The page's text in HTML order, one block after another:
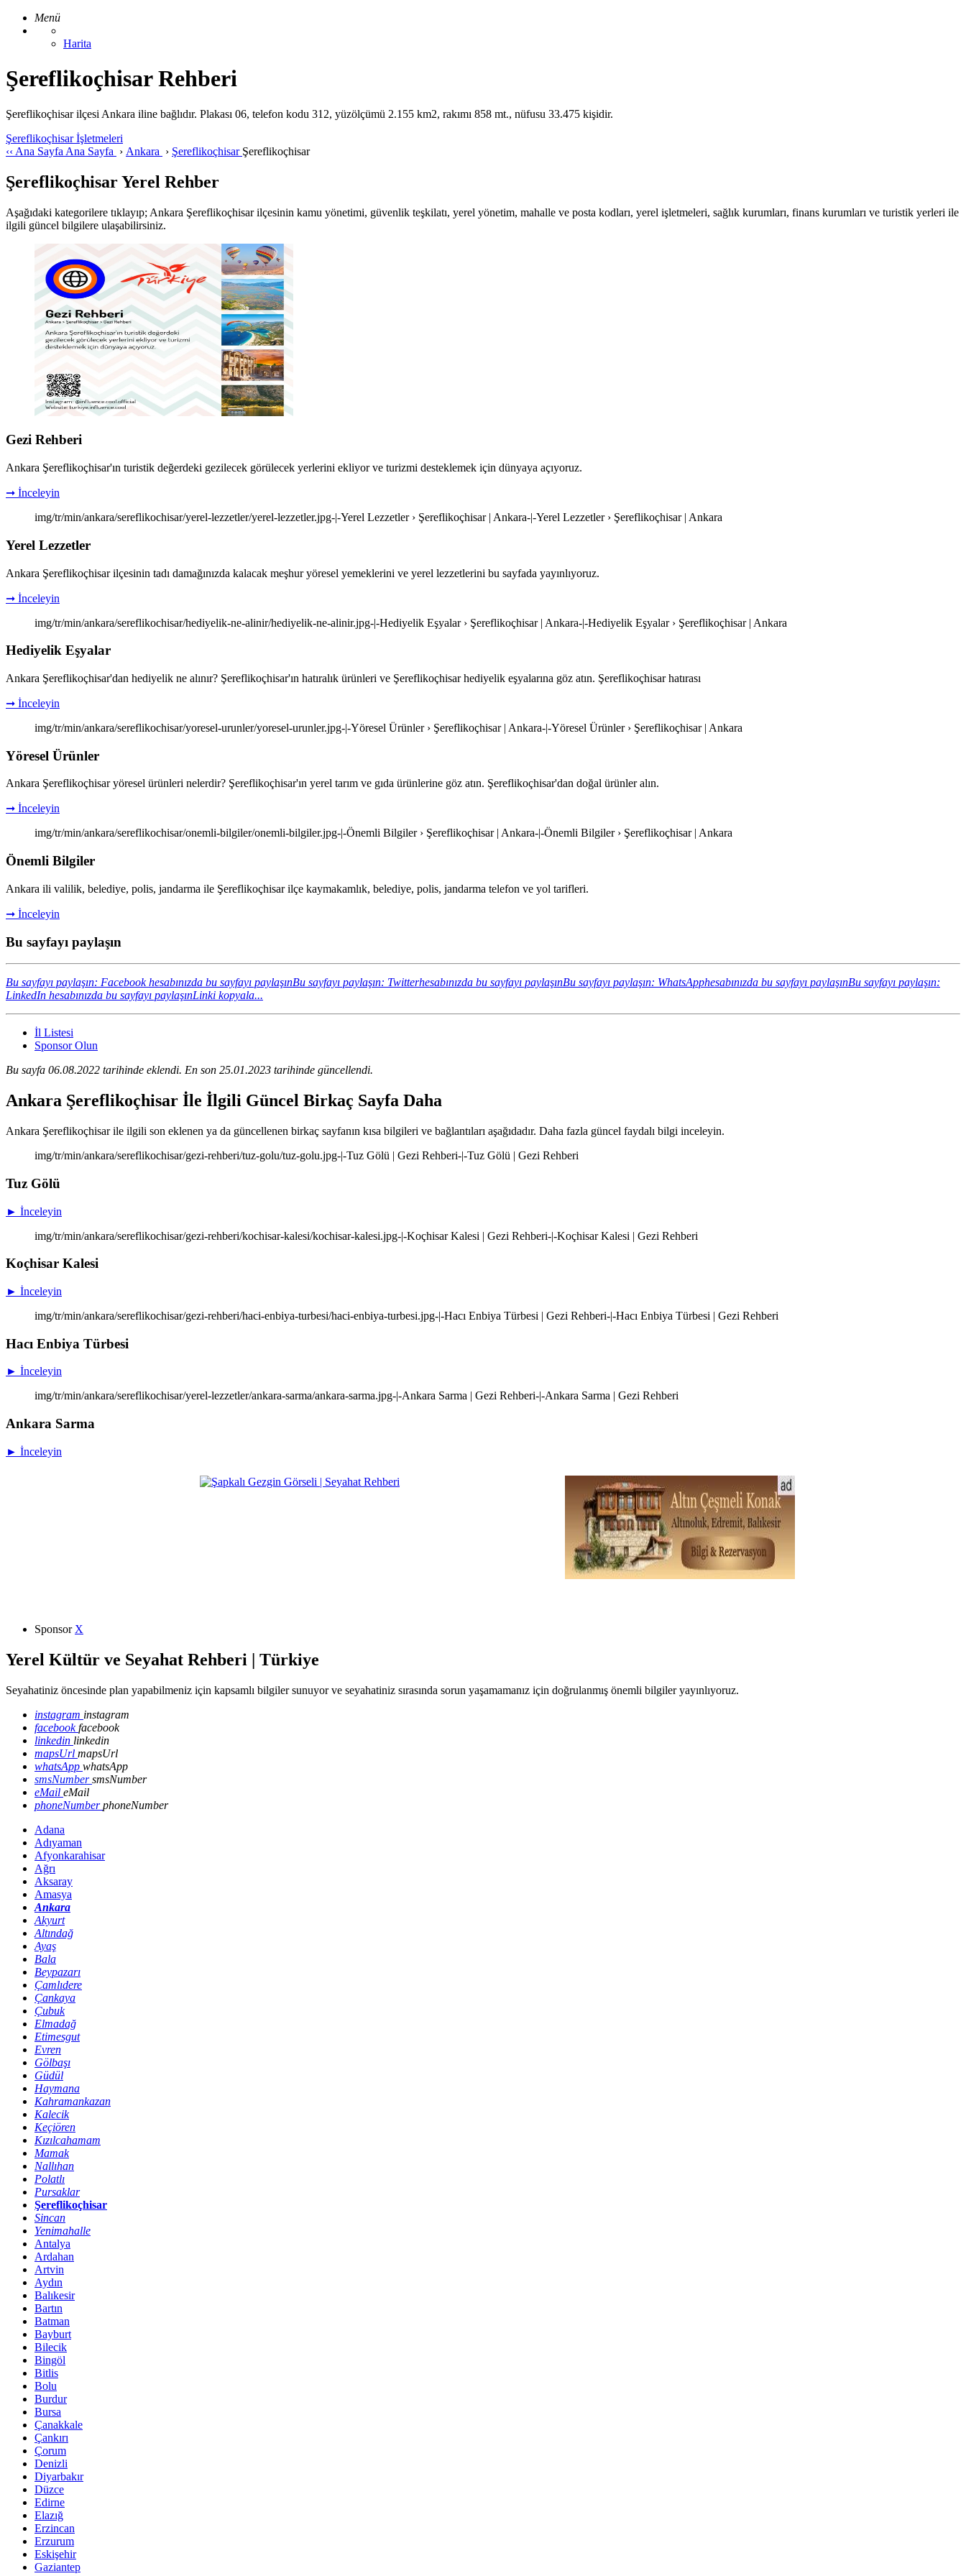
Menü
Harita
Şereflikoçhisar Rehberi
Şereflikoçhisar ilçesi Ankara iline bağlıdır. Plakası 06, telefon kodu 312, yüzölçümü 2.155 km2, rakımı 858 mt., nüfusu 33.475 kişidir.
Şereflikoçhisar İşletmeleri
‹‹ Ana Sayfa Ana Sayfa › Ankara › Şereflikoçhisar Şereflikoçhisar
Şereflikoçhisar Yerel Rehber
Aşağıdaki kategorilere tıklayıp; Ankara Şereflikoçhisar ilçesinin kamu yönetimi, güvenlik teşkilatı, yerel yönetim, mahalle ve posta kodları, yerel işletmeleri, sağlık kurumları, finans kurumları ve turistik yerleri ile
ilgili güncel bilgilere ulaşabilirsiniz.
Gezi Rehberi
Ankara Şereflikoçhisar'ın turistik değerdeki gezilecek görülecek yerlerini ekliyor ve turizmi desteklemek için dünyaya açıyoruz.
➞ İnceleyin
img/tr/min/ankara/sereflikochisar/yerel-lezzetler/yerel-lezzetler.jpg-|-Yerel Lezzetler › Şereflikoçhisar | Ankara-|-Yerel Lezzetler › Şereflikoçhisar | Ankara
Yerel Lezzetler
Ankara Şereflikoçhisar ilçesinin tadı damağınızda kalacak meşhur yöresel yemeklerini ve yerel lezzetlerini bu sayfada yayınlıyoruz.
➞ İnceleyin
img/tr/min/ankara/sereflikochisar/hediyelik-ne-alinir/hediyelik-ne-alinir.jpg-|-Hediyelik Eşyalar › Şereflikoçhisar | Ankara-|-Hediyelik Eşyalar › Şereflikoçhisar | Ankara
Hediyelik Eşyalar
Ankara Şereflikoçhisar'dan hediyelik ne alınır? Şereflikoçhisar'ın hatıralık ürünleri ve Şereflikoçhisar hediyelik eşyalarına göz atın. Şereflikoçhisar hatırası
➞ İnceleyin
img/tr/min/ankara/sereflikochisar/yoresel-urunler/yoresel-urunler.jpg-|-Yöresel Ürünler › Şereflikoçhisar | Ankara-|-Yöresel Ürünler › Şereflikoçhisar | Ankara
Yöresel Ürünler
Ankara Şereflikoçhisar yöresel ürünleri nelerdir? Şereflikoçhisar'ın yerel tarım ve gıda ürünlerine göz atın. Şereflikoçhisar'dan doğal ürünler alın.
➞ İnceleyin
img/tr/min/ankara/sereflikochisar/onemli-bilgiler/onemli-bilgiler.jpg-|-Önemli Bilgiler › Şereflikoçhisar | Ankara-|-Önemli Bilgiler › Şereflikoçhisar | Ankara
Önemli Bilgiler
Ankara ili valilik, belediye, polis, jandarma ile Şereflikoçhisar ilçe kaymakamlık, belediye, polis, jandarma telefon ve yol tarifleri.
➞ İnceleyin
Bu sayfayı paylaşın
Bu sayfayı paylaşın: Facebook hesabınızda bu sayfayı paylaşınBu sayfayı paylaşın: Twitterhesabınızda bu sayfayı paylaşınBu sayfayı paylaşın: WhatsApphesabınızda bu sayfayı paylaşınBu sayfayı paylaşın:
LinkedIn hesabınızda bu sayfayı paylaşınLinki kopyala...
İl Listesi
Sponsor Olun
Bu sayfa 06.08.2022 tarihinde eklendi. En son 25.01.2023 tarihinde güncellendi.
Ankara Şereflikoçhisar İle İlgili Güncel Birkaç Sayfa Daha
Ankara Şereflikoçhisar ile ilgili son eklenen ya da güncellenen birkaç sayfanın kısa bilgileri ve bağlantıları aşağıdadır. Daha fazla güncel faydalı bilgi inceleyin.
img/tr/min/ankara/sereflikochisar/gezi-rehberi/tuz-golu/tuz-golu.jpg-|-Tuz Gölü | Gezi Rehberi-|-Tuz Gölü | Gezi Rehberi
Tuz Gölü
► İnceleyin
img/tr/min/ankara/sereflikochisar/gezi-rehberi/kochisar-kalesi/kochisar-kalesi.jpg-|-Koçhisar Kalesi | Gezi Rehberi-|-Koçhisar Kalesi | Gezi Rehberi
Koçhisar Kalesi
► İnceleyin
img/tr/min/ankara/sereflikochisar/gezi-rehberi/haci-enbiya-turbesi/haci-enbiya-turbesi.jpg-|-Hacı Enbiya Türbesi | Gezi Rehberi-|-Hacı Enbiya Türbesi | Gezi Rehberi
Hacı Enbiya Türbesi
► İnceleyin
img/tr/min/ankara/sereflikochisar/yerel-lezzetler/ankara-sarma/ankara-sarma.jpg-|-Ankara Sarma | Gezi Rehberi-|-Ankara Sarma | Gezi Rehberi
Ankara Sarma
► İnceleyin
Sponsor X
Yerel Kültür ve Seyahat Rehberi | Türkiye
Seyahatiniz öncesinde plan yapabilmeniz için kapsamlı bilgiler sunuyor ve seyahatiniz sırasında sorun yaşamamanız için doğrulanmış önemli bilgiler yayınlıyoruz.
instagram instagram
facebookfacebook
linkedin linkedin
mapsUrl mapsUrl
whatsApp whatsApp
smsNumbersmsNumber
eMail eMail
phoneNumberphoneNumber
Adana
Adıyaman
Afyonkarahisar
Ağrı
Aksaray
Amasya
Ankara
Akyurt
Altındağ
Ayaş
Bala
Beypazarı
Çamlıdere
Çankaya
Çubuk
Elmadağ
Etimesgut
Evren
Gölbaşı
Güdül
Haymana
Kahramankazan
Kalecik
Keçiören
Kızılcahamam
Mamak
Nallıhan
Polatlı
Pursaklar
Şereflikoçhisar
Sincan
Yenimahalle
Antalya
Ardahan
Artvin
Aydın
Balıkesir
Bartın
Batman
Bayburt
Bilecik
Bingöl
Bitlis
Bolu
Burdur
Bursa
Çanakkale
Çankırı
Çorum
Denizli
Diyarbakır
Düzce
Edirne
Elazığ
Erzincan
Erzurum
Eskişehir
Gaziantep